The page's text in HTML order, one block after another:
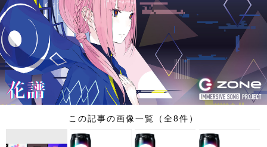
この記事の画像一覧（全8件）